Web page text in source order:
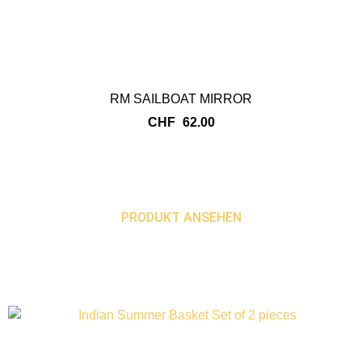
RM SAILBOAT MIRROR
CHF 62.00
PRODUKT ANSEHEN